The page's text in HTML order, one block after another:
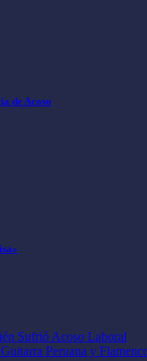
de Acoso
Sufrió Acoso Laboral
Peruana y